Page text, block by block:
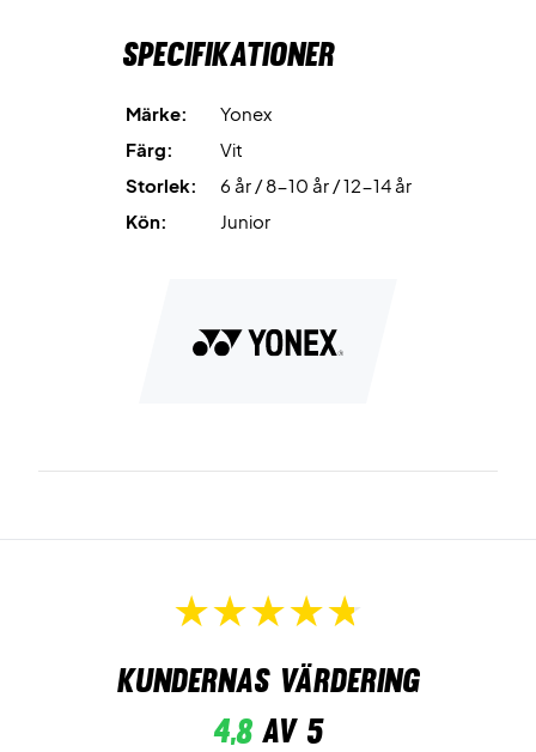
Specifikationer
Märke:
Yonex
Färg:
Vit
Storlek:
6 år / 8-10 år / 12-14 år
Kön:
Junior
Kundernas värdering
4,8 av 5